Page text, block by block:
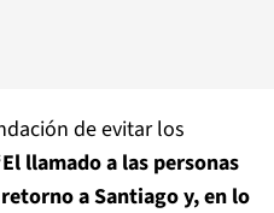
de evitar los
llamado a las personas
a Santiago y, en lo